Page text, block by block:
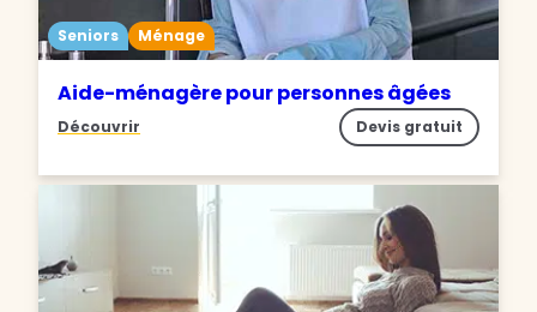
Seniors Ménage
Aide-ménagère pour personnes âgées
Découvrir Devis gratuit